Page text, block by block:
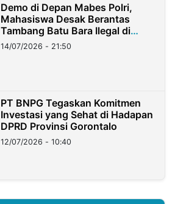
Demo di Depan Mabes Polri,
Mahasiswa Desak Berantas
Tambang Batu Bara Ilegal di
Lampung
14/07/2026 - 21:50
PT BNPG Tegaskan Komitmen
Investasi yang Sehat di Hadapan
DPRD Provinsi Gorontalo
12/07/2026 - 10:40